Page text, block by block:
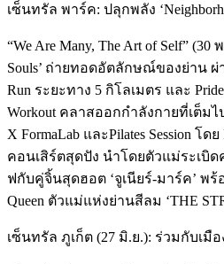
เซ็นทรัล พาร์ค: ปลุกพลัง
“We Are Many, The Art of Self”
Souls’ ถ่ายทอดอัตลักษณ์ของย่าน ผ่
Run ระยะทาง 5 กิโลเมตร และ
Workout คลาสออกกำลังกายที่เต็มไ
X FormaLab และPilates Session โ
คอนเสิร์ตสุดปัง นำโดยตัวแม่ระเบิด
ฟกับคู่จิ้นสุดฮอต ‘จูเนียร์-มาร์ค’ พร้อ
Queen ตัวแม่แห่งย่านสีลม ‘THE
เซ็นทรัล ภูเก็ต (27 มิ.ย.): ร่วมกับเมื